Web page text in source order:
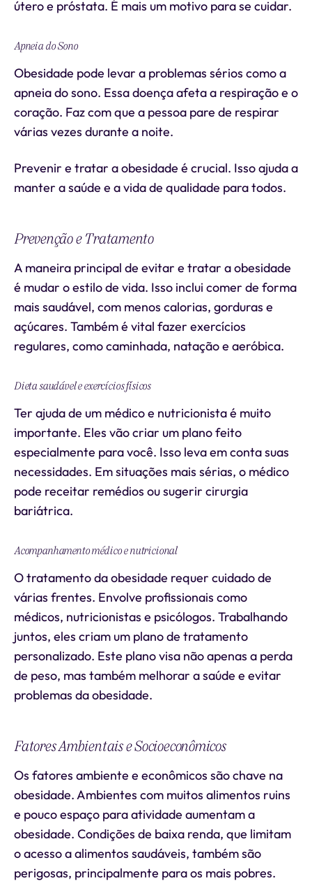
útero e próstata. É mais um motivo para se cuidar.
Apneia do Sono
Obesidade pode levar a problemas sérios como a
apneia do sono. Essa doença afeta a respiração e o
coração. Faz com que a pessoa pare de respirar
várias vezes durante a noite.
Prevenir e tratar a obesidade é crucial. Isso ajuda a
manter a saúde e a vida de qualidade para todos.
Prevenção e Tratamento
A maneira principal de evitar e tratar a obesidade
é mudar o estilo de vida. Isso inclui comer de forma
mais saudável, com menos calorias, gorduras e
açúcares. Também é vital fazer exercícios
regulares, como caminhada, natação e aeróbica.
Dieta saudável e exercícios físicos
Ter ajuda de um médico e nutricionista é muito
importante. Eles vão criar um plano feito
especialmente para você. Isso leva em conta suas
necessidades. Em situações mais sérias, o médico
pode receitar remédios ou sugerir cirurgia
bariátrica.
Acompanhamento médico e nutricional
O tratamento da obesidade requer cuidado de
várias frentes. Envolve profissionais como
médicos, nutricionistas e psicólogos. Trabalhando
juntos, eles criam um plano de tratamento
personalizado. Este plano visa não apenas a perda
de peso, mas também melhorar a saúde e evitar
problemas da obesidade.
Fatores Ambientais e Socioeconômicos
Os fatores ambiente e econômicos são chave na
obesidade. Ambientes com muitos alimentos ruins
e pouco espaço para atividade aumentam a
obesidade. Condições de baixa renda, que limitam
o acesso a alimentos saudáveis, também são
perigosas, principalmente para os mais pobres.